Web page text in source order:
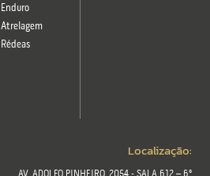
Enduro
Atrelagem
Rédeas
Localização:
AV. ADOLFO PINHEIRO, 2054 - SALA 612 – 6º